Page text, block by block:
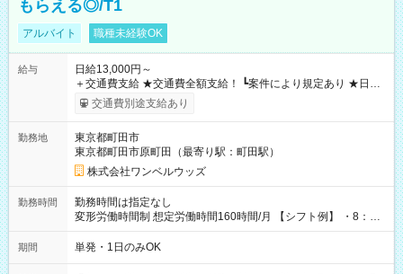
もらえる◎/T1
アルバイト 職種未経験OK
給与
日給13,000円～
＋交通費支給 ★交通費全額支給！ ┗案件により規定あり ★日払
いOK！（規定あり） ┗働いたその日に現金GET♪ お仕事後はコ
ンビニATMから 日払い分を引き落とせます！ 【試用期間】試
交通費別途支給あり
勤務地
東京都町田市
東京都町田市原町田（最寄り駅：町田駅）
株式会社ワンベルウッズ
勤務時間
勤務時間は指定なし
変形労働時間制 想定労働時間160時間/月 【シフト例】 ・8：00
～21：00
期間 単発・1日のみOK